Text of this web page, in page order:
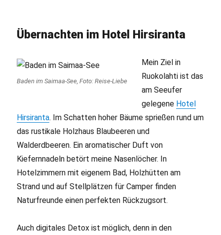
Übernachten im Hotel Hirsiranta
Baden im Saimaa-See, Foto: Reise-Liebe
Mein Ziel in
Ruokolahti ist das
am Seeufer
gelegene Hotel
Hirsiranta. Im Schatten hoher Bäume sprießen rund um
das rustikale Holzhaus Blaubeeren und
Walderdbeeren. Ein aromatischer Duft von
Kiefernnadeln betört meine Nasenlöcher. In
Hotelzimmern mit eigenem Bad, Holzhütten am
Strand und auf Stellplätzen für Camper finden
Naturfreunde einen perfekten Rückzugsort.
Auch digitales Detox ist möglich, denn in den